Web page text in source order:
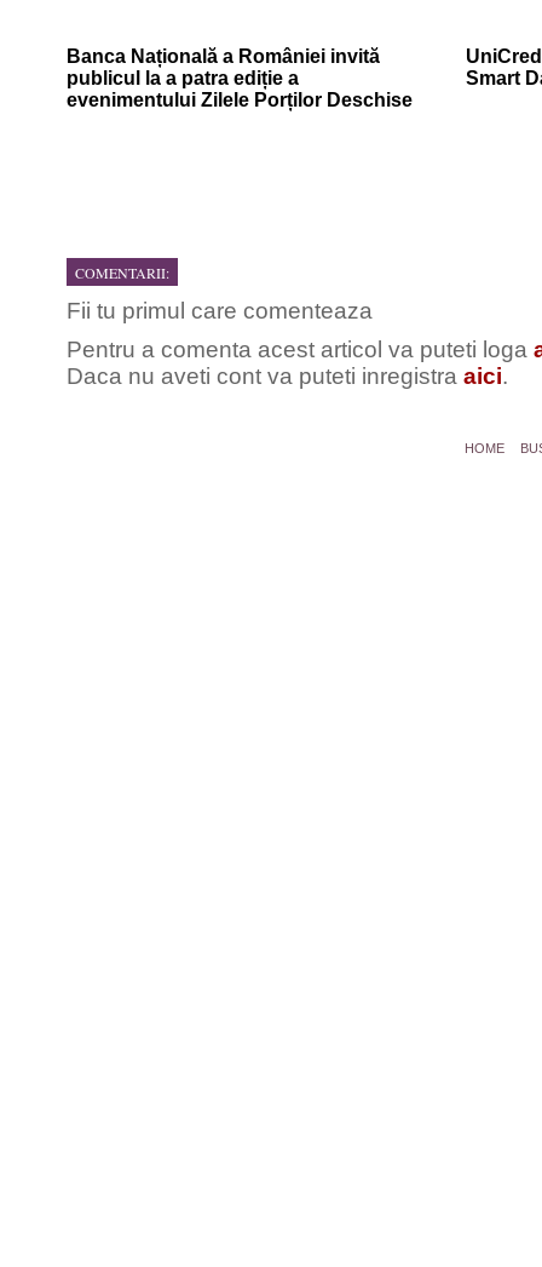
Banca Națională a României invită
publicul la a patra ediție a
evenimentului Zilele Porților Deschise
Smart
COMENTARII:
Fii tu primul care comenteaza
Pentru a comenta acest articol va puteti loga
Daca nu aveti cont va puteti inregistra aici.
HOME